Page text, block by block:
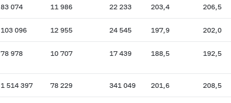
83 074 11 986 22 233 203,4 206,5
103 096 12 955 24 545 197,9 202,0
78 978 10 707 17 439 188,5 192,5
1 514 397 78 229 341 049 201,6 208,5